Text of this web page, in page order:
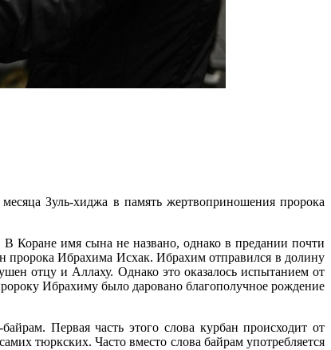
Зуль-хиджа в память жертвоприношения пророка
Коране имя сына не названо, однако в предании почти
пророка Ибрахима Исхак. Ибрахим отправился в долину
отцу и Аллаху. Однако это оказалось испытанием от
Ибрахиму было даровано благополучное рождение
Первая часть этого слова курбан происходит от
тюркских. Часто вместо слова байрам употребляется